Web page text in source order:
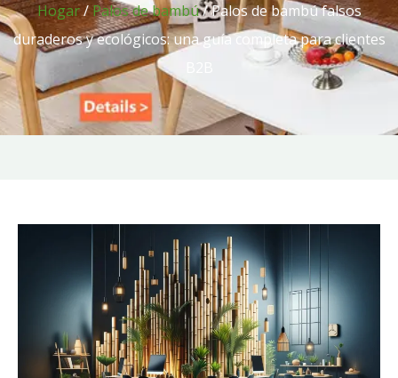
Hogar/Palos de bambú/ Palos de bambú falsos
duraderos y ecológicos: una guía completa para clientes